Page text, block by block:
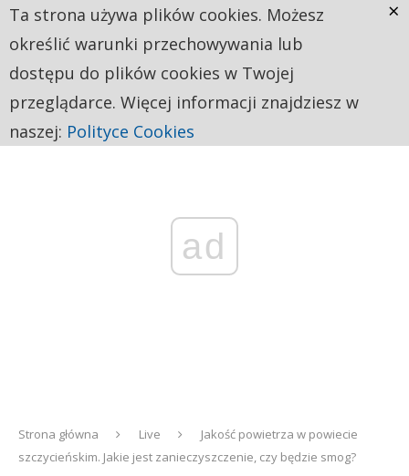
ad
Strona główna Live
Jakość powietrza w powiecie
szczycieńskim. Jakie jest zanieczyszczenie, czy będzie smog?
Ta strona używa plików cookies. Możesz
określić warunki przechowywania lub
dostępu do plików cookies w Twojej
przeglądarce. Więcej informacji znajdziesz w
naszej: Polityce Cookies
×